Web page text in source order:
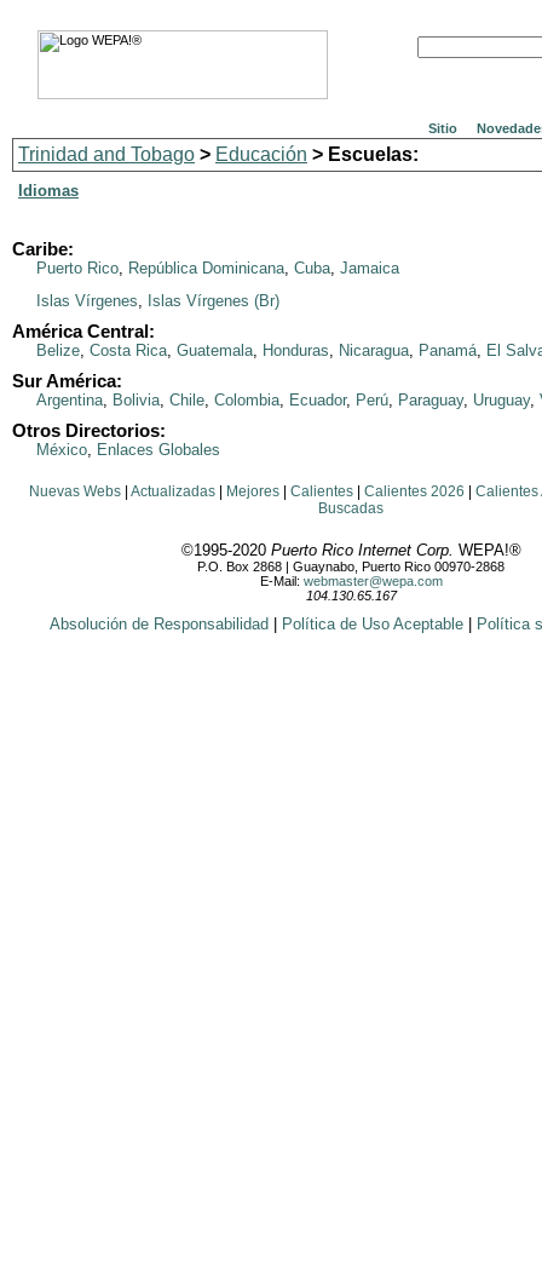
Sitio
Trinidad and Tobago > Educación > Escuelas:
Idiomas
Caribe:
Puerto Rico, República Dominicana, Cuba, Jamaica
Islas Vírgenes, Islas Vírgenes (Br)
América Central:
Belize, Costa Rica, Guatemala, Honduras, Nicaragua, Panamá, El
Sur América:
Argentina, Bolivia, Chile, Colombia, Ecuador, Perú, Paraguay, Uruguay,
Otros Directorios:
México, Enlaces Globales
Nuevas Webs| Actualizadas| Mejores| Calientes| Calientes 2026
Calientes
Buscadas
©1995-2020 Puerto Rico Internet Corp. WEPA!®
P.O. Box 2868 | Guaynabo, Puerto Rico 00970-2868
E-Mail: webmaster@wepa.com
104.130.65.167
Absolución de Responsabilidad Política de Uso Aceptable Política